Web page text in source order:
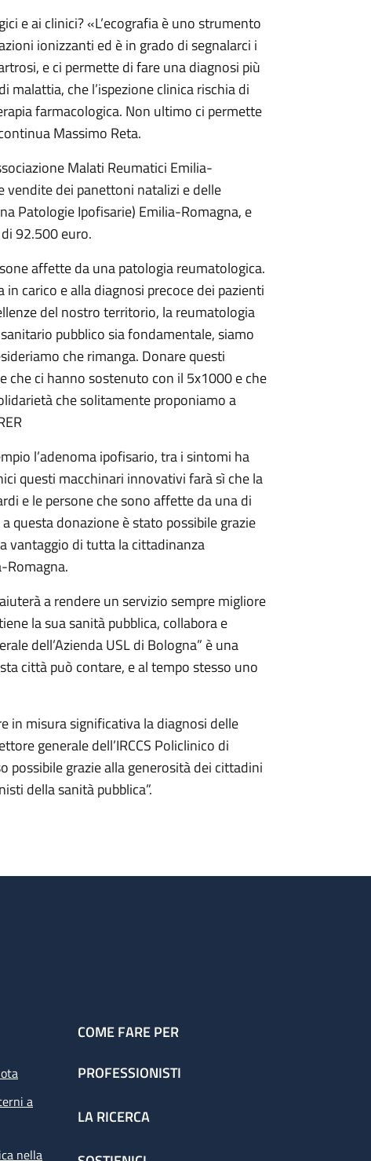
e ai clinici? «L’ecografia è uno strumento
ionizzanti ed è in grado di segnalarci i
e ci permette di fare una diagnosi più
malattia, che l’ispezione clinica rischia di
farmacologica. Non ultimo ci permette
Massimo Reta.
Malati Reumatici Emilia-
vendite dei panettoni natalizi e delle
Patologie Ipofisarie) Emilia-Romagna, e
92.500 euro.
affette da una patologia reumatologica.
carico e alla diagnosi precoce dei pazienti
del nostro territorio, la reumatologia
pubblico sia fondamentale, siamo
che rimanga. Donare questi
che ci hanno sostenuto con il 5x1000 e che
che solitamente proponiamo a
l’adenoma ipofisario, tra i sintomi ha
questi macchinari innovativi farà sì che la
e le persone che sono affette da una di
questa donazione è stato possibile grazie
vantaggio di tutta la cittadinanza
Romagna.
a rendere un servizio sempre migliore
la sua sanità pubblica, collabora e
dell’Azienda USL di Bologna” è una
città può contare, e al tempo stesso uno
in misura significativa la diagnosi delle
generale dell’IRCCS Policlinico di
possibile grazie alla generosità dei cittadini
della sanità pubblica”.
a
nella
COME FARE PER
PROFESSIONISTI
LA RICERCA